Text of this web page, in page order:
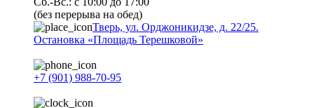
(без перерыва на обед)
Тверь, ул. Орджоникидзе, д. 22/25.
Остановка «Площадь Терешковой»
+7 (901) 988-70-95